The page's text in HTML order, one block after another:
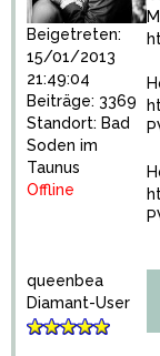
Beigetreten:
15/01/2013
21:49:04
Beiträge: 3369
Standort: Bad
Soden im
Taunus
Offline
queenbea
Diamant-User